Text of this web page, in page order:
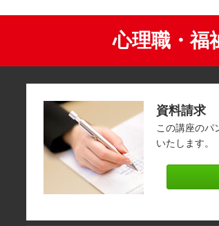
心理職・福
資料請求
この講座のパ
いたします。